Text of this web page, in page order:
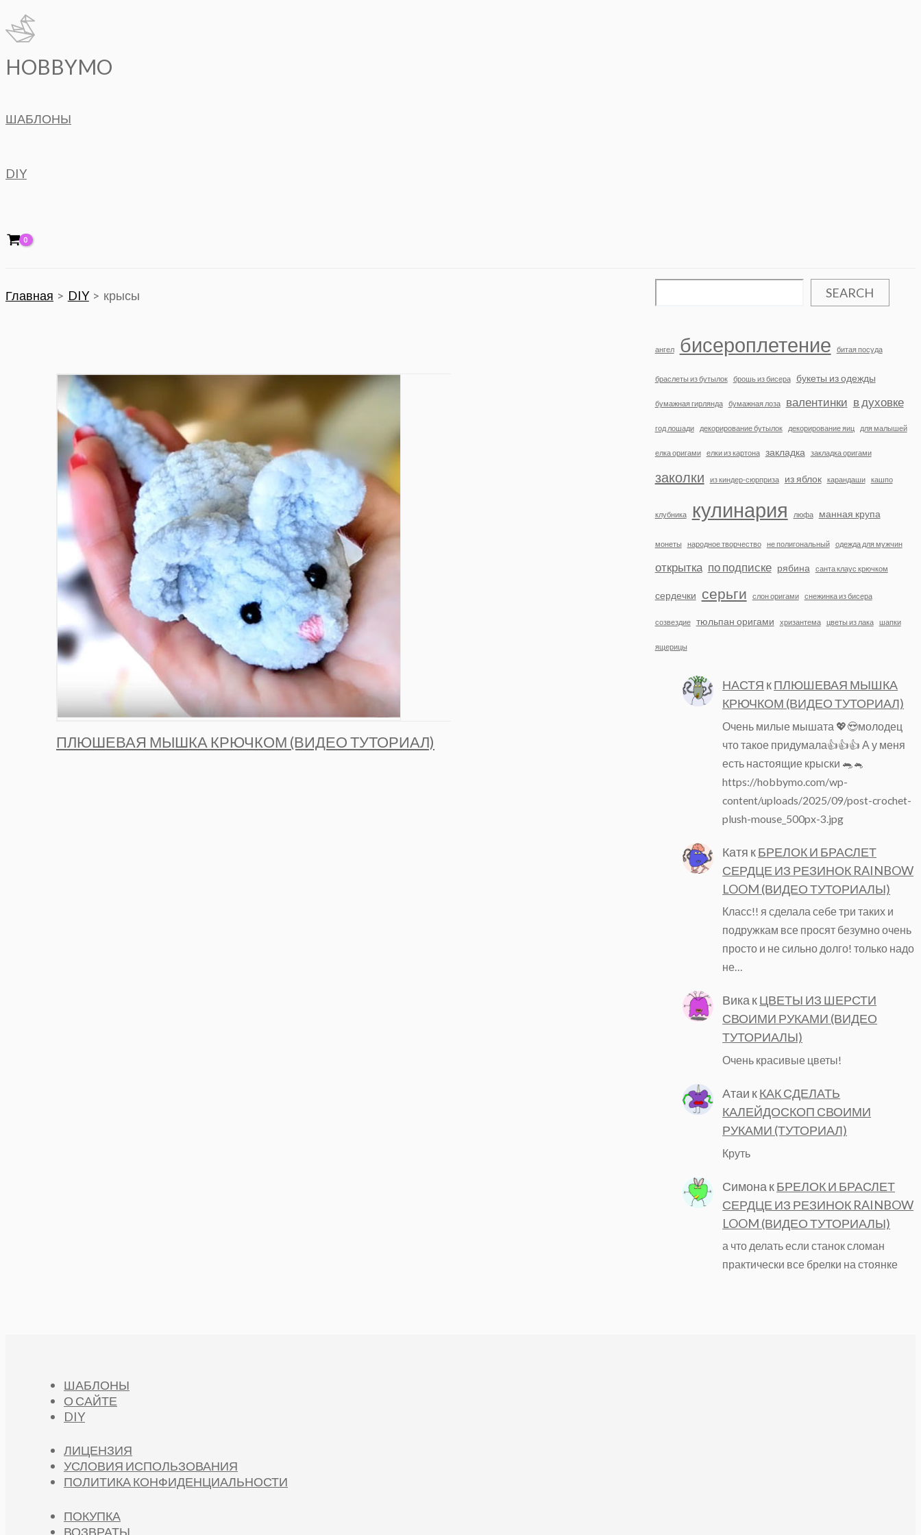
Перейти
к
содержимому
HOBBYMO
ШАБЛОНЫ
DIY
Главная DIY крысы
ПЛЮШЕВАЯ МЫШКА КРЮЧКОМ (ВИДЕО ТУТОРИАЛ)
SEARCH
ангел бисероплетение битая посуда
браслеты из бутылок брошь из бисера букеты из одежды
бумажная гирлянда бумажная лоза валентинки в духовке
год лошади декорирование бутылок декорирование яиц для малышей
елка оригами елки из картона закладка закладка оригами
заколки из киндер-сюрприза из яблок карандаши кашпо
клубника кулинария люфа манная крупа
монеты народное творчество не полигональный одежда для мужчин
открытка по подписке рябина санта клаус крючком
сердечки серьги слон оригами снежинка из бисера
созвездие тюльпан оригами хризантема цветы из лака шапки
ящерицы
НАСТЯ кПЛЮШЕВАЯ МЫШКА
КРЮЧКОМ (ВИДЕО ТУТОРИАЛ)
Очень милые мышата 💖😍молодец
что такое придумала👍👍👍 А у меня
есть настоящие крыски 🐀🐁
https://hobbymo.com/wp-
content/uploads/2025/09/post-crochet-
plush-mouse_500px-3.jpg
Катя кБРЕЛОК И БРАСЛЕТ
СЕРДЦЕ ИЗ РЕЗИНОК RAINBOW
LOOM (ВИДЕО ТУТОРИАЛЫ)
Класс!! я сделала себе три таких и
подружкам все просят безумно очень
просто и не сильно долго! только надо
не…
ВикакЦВЕТЫ ИЗ ШЕРСТИ
СВОИМИ РУКАМИ (ВИДЕО
ТУТОРИАЛЫ)
Очень красивые цветы!
Атаи кКАК СДЕЛАТЬ
КАЛЕЙДОСКОП СВОИМИ
РУКАМИ (ТУТОРИАЛ)
Круть
Симона кБРЕЛОК И БРАСЛЕТ
СЕРДЦЕ ИЗ РЕЗИНОК RAINBOW
LOOM (ВИДЕО ТУТОРИАЛЫ)
а что делать если станок сломан
практически все брелки на стоянке
ШАБЛОНЫ
О САЙТЕ
DIY
ЛИЦЕНЗИЯ
УСЛОВИЯ ИСПОЛЬЗОВАНИЯ
ПОЛИТИКА КОНФИДЕНЦИАЛЬНОСТИ
ПОКУПКА
ВОЗВРАТЫ